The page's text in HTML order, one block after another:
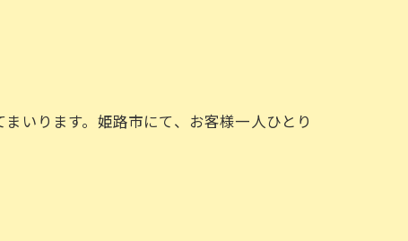
いります。姫路市にて、お客様一人ひとり